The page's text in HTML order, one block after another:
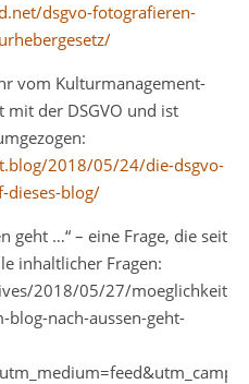
dsgvo-fotografieren-
vom Kulturmanagement-
mit der DSGVO und ist
2018/05/24/die-dsgvo-
dieses-blog/
geht …“ – eine Frage, die seit
inhaltlicher Fragen:
2018/05/27/moeglichkeit-
nach-aussen-geht-